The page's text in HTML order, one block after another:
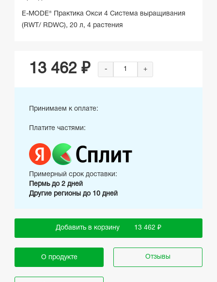
E-MODE® Практика Окси 4 Система выращивания
(RWT/ RDWC), 20 л, 4 растения
13 462 ₽ - +
Принимаем к оплате:
Платите частями:
Примерный срок доставки:
Пермь до 2 дней
Другие регионы до 10 дней
Добавить в корзину 13 462 ₽
О продукте Отзывы